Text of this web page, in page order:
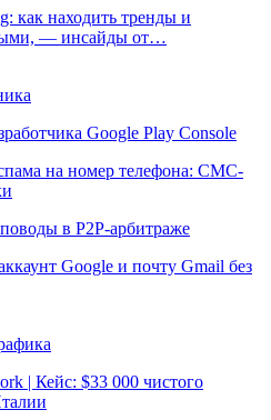
как находить тренды и
— инсайды от…
Google Play Console
на номер телефона: СМС-
в P2P-арбитраже
Google и почту Gmail без
| Кейс: $33 000 чистого